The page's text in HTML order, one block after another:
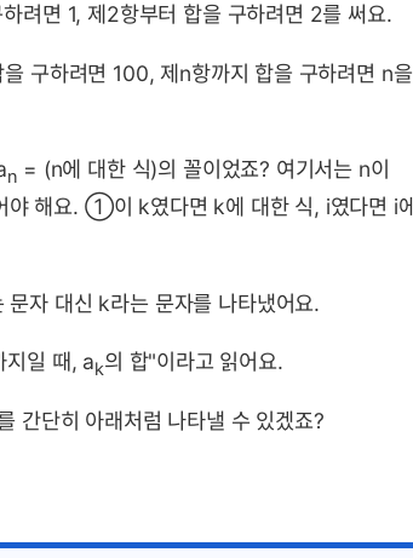
려면 1, 제2항부터 합을 구하려면 2를 써요.
구하려면 100, 제n항까지 합을 구하려면 n을
n = (n에 대한 식)의 꼴이었죠? 여기서는 n이
야 해요. ①이 k였다면 k에 대한 식, i였다면 i에
자 대신 k라는 문자를 나타냈어요.
지일 때, ak의 합"이라고 읽어요.
간단히 아래처럼 나타낼 수 있겠죠?